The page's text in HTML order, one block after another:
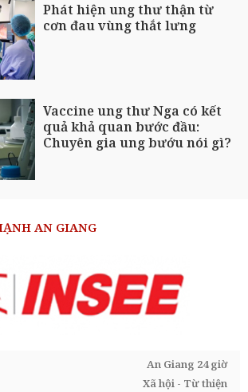
Phát hiện ung thư thận từ
cơn đau vùng thắt lưng
Vaccine ung thư Nga có kết
quả khả quan bước đầu:
Chuyên gia ung bướu nói gì?
AN GIANG
An Giang 24 giờ
Xã hội - Từ thiện